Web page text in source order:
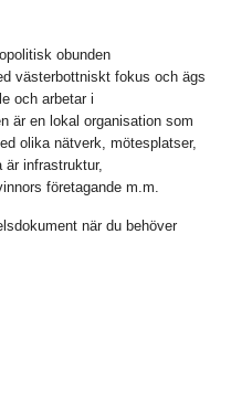
obunden
västerbottniskt fokus och ägs
och arbetar i
är en lokal organisation som
olika nätverk, mötesplatser,
är infrastruktur,
företagande m.m.
när du behöver